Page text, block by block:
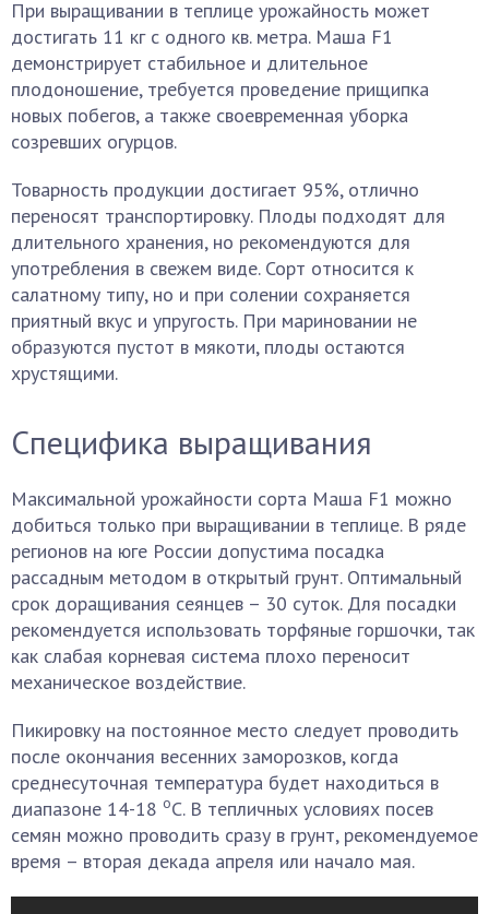
При выращивании в теплице урожайность может
достигать 11 кг с одного кв. метра. Маша F1
демонстрирует стабильное и длительное
плодоношение, требуется проведение прищипка
новых побегов, а также своевременная уборка
созревших огурцов.
Товарность продукции достигает 95%, отлично
переносят транспортировку. Плоды подходят для
длительного хранения, но рекомендуются для
употребления в свежем виде. Сорт относится к
салатному типу, но и при солении сохраняется
приятный вкус и упругость. При мариновании не
образуются пустот в мякоти, плоды остаются
хрустящими.
Специфика выращивания
Максимальной урожайности сорта Маша F1 можно
добиться только при выращивании в теплице. В ряде
регионов на юге России допустима посадка
рассадным методом в открытый грунт. Оптимальный
срок доращивания сеянцев – 30 суток. Для посадки
рекомендуется использовать торфяные горшочки, так
как слабая корневая система плохо переносит
механическое воздействие.
Пикировку на постоянное место следует проводить
после окончания весенних заморозков, когда
среднесуточная температура будет находиться в
диапазоне 14-18 oC. В тепличных условиях посев
семян можно проводить сразу в грунт, рекомендуемое
время – вторая декада апреля или начало мая.